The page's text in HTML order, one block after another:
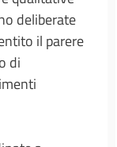
deliberate
il parere
di